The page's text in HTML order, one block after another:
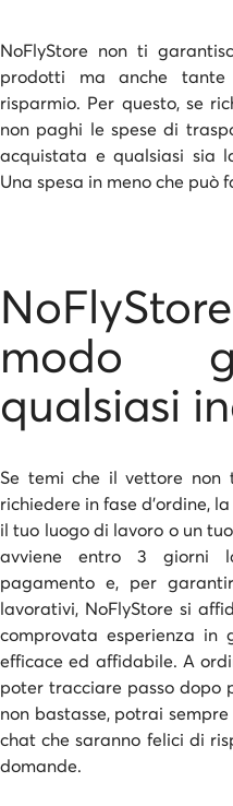
NoFlyStore non ti
prodotti ma anche
risparmio. Per questo, se
non paghi le spese di
acquistata e qualsiasi sia
Una spesa in meno che può
modo
qualsiasi
Se temi che il vettore non
richiedere in fase d’ordine,
il tuo luogo di lavoro o un
avviene entro 3 giorni
pagamento e, per
lavorativi, NoFlyStore si
comprovata esperienza in
efficace ed affidabile. A
poter tracciare passo dopo
non bastasse, potrai
chat che saranno felici di
domande.